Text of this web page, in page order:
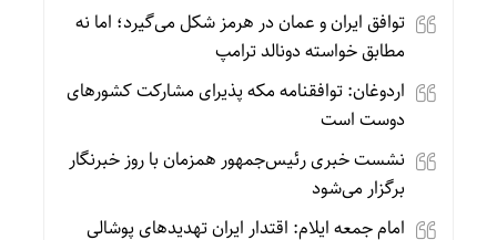
توافق ایران و عمان در هرمز شکل می‌گیرد؛ اما نه
مطابق خواسته دونالد ترامپ
اردوغان: توافقنامه مکه پذیرای مشارکت کشورهای
دوست است
نشست خبری رئیس‌جمهور همزمان با روز خبرنگار
برگزار می‌شود
امام جمعه ایلام: اقتدار ایران تهدیدهای پوشالی